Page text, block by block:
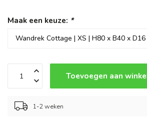
Maak een keuze: *
Toevoegen aan
1-2 weken